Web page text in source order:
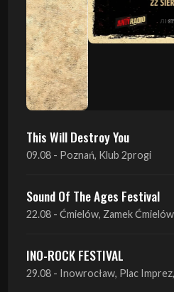
This Will Destroy You
09.08 - Poznań, Klub 2progi
Sound Of The Ages Festival
22.08 - Ćmielów, Zamek Ćmielów
INO-ROCK FESTIVAL
29.08 - Inowrocław, Plac
ProgRockFest 2026